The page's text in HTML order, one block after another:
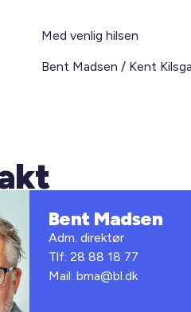
Med venlig hilsen
Bent Madsen / Kent
Bent Madsen
Adm. direktør
Tlf: 28 88 18 77
Mail: bma@bl.dk